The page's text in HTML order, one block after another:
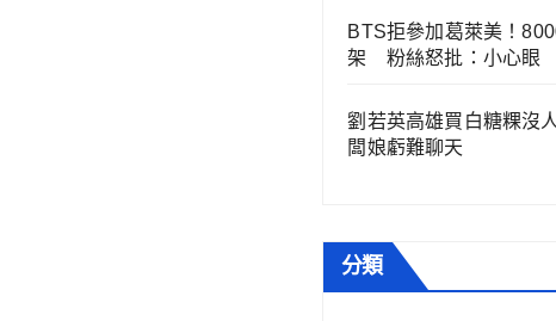
BTS拒參加葛萊美！
架 粉絲怒批：小心眼
劉若英高雄買白糖粿沒
闆娘虧難聊天
分類